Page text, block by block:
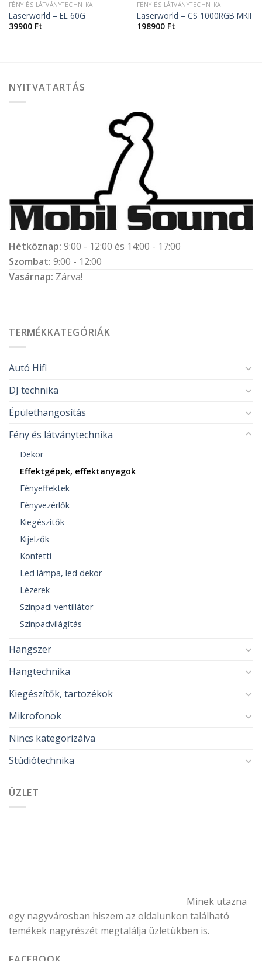
FÉNY ÉS LÁTVÁNYTECHNIKA
Laserworld – EL 60G
39900 Ft
FÉNY ÉS LÁTVÁNYTECHNIKA
Laserworld – CS 1000RGB MKII
198900 Ft
NYITVATARTÁS
Hétköznap: 9:00 - 12:00 és 14:00 - 17:00
Szombat: 9:00 - 12:00
Vasárnap: Zárva!
TERMÉKKATEGÓRIÁK
Autó Hifi
DJ technika
Épülethangosítás
Fény és látványtechnika
Dekor
Effektgépek, effektanyagok
Fényeffektek
Fényvezérlők
Kiegészítők
Kijelzők
Konfetti
Led lámpa, led dekor
Lézerek
Színpadi ventillátor
Színpadvilágítás
Hangszer
Hangtechnika
Kiegészítők, tartozékok
Mikrofonok
Nincs kategorizálva
Stúdiótechnika
ÜZLET
Minek utazna
egy nagyvárosban hiszem az oldalunkon található
temékek nagyrészét megtalálja üzletükben is.